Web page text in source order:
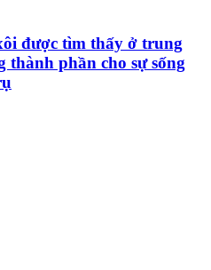
được tìm thấy ở trung
thành phần cho sự sống